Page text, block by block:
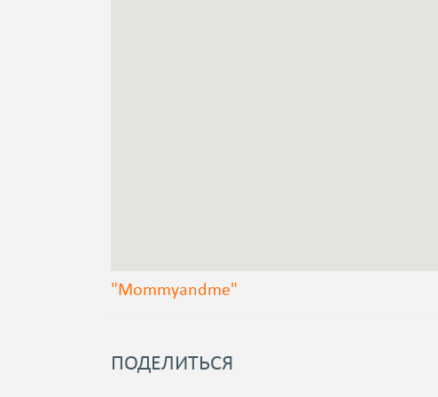
"Mommyandme"
ПОДЕЛИТЬСЯ